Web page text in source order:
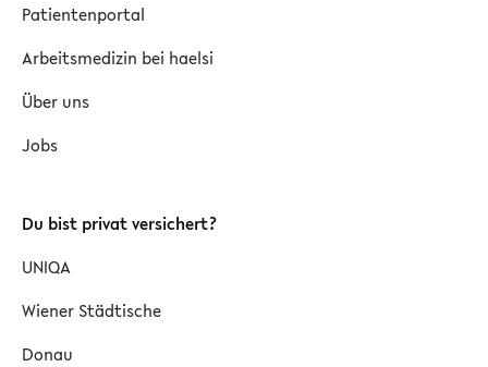
Patientenportal
Arbeitsmedizin bei haelsi
Über uns
Jobs
Du bist privat versichert?
UNIQA
Wiener Städtische
Donau